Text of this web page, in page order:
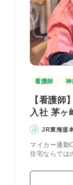
看護師 神
【看護師
入社 茅ヶ
JR東海道
マイカー通勤
住宅ならでは